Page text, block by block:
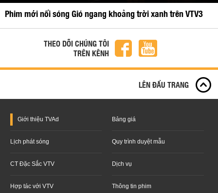
Phim mới nối sóng Gió ngang khoảng trời xanh trên VTV3
THEO DÕI CHÚNG TÔI
TRÊN KÊNH
LÊN ĐẦU TRANG
Giới thiệu TVAd Bảng giá
Lịch phát sóng Quy trình duyệt mẫu
CT Đặc Sắc VTV Dịch vụ
Hợp tác với VTV Thông tin phim